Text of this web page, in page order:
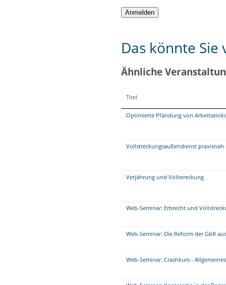
Das könnte
Ähnliche
Titel
Optimierte Pfändung von
Vollstreckungsaußendienst praxisnah
Verjährung und Vollstreckung
Web-Seminar: Erbrecht und
Web-Seminar: Die Reform der GbR
Web-Seminar: Crashkurs -